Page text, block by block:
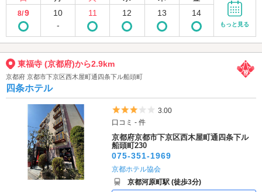
8/9
10
-
11 12 13 14
もっと見る
東福寺 (京都府)から2.9km
京都府 京都市下京区西木屋町通四条下ル船頭町
四条ホテル
5つ星のうち3
3.00
口コミ - 件
京都府京都市下京区西木屋町通四条下ル
船頭町230
075-351-1969
京都ホテル協会
京都河原町駅 (徒歩3分)